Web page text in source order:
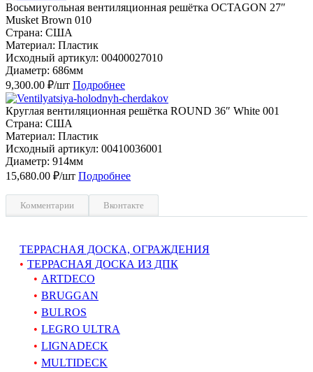
Восьмиугольная вентиляционная решётка OCTAGON 27″
Musket Brown 010
Страна: США
Материал: Пластик
Исходный артикул: 00400027010
Диаметр: 686мм
9,300.00 ₽/шт Подробнее
Круглая вентиляционная решётка ROUND 36″ White 001
Страна: США
Материал: Пластик
Исходный артикул: 00410036001
Диаметр: 914мм
15,680.00 ₽/шт Подробнее
Комментарии Вконтакте
ТЕРРАСНАЯ ДОСКА, ОГРАЖДЕНИЯ
ТЕРРАСНАЯ ДОСКА ИЗ ДПК
ARTDECO
BRUGGAN
BULROS
LEGRO ULTRA
LIGNADECK
MULTIDECK